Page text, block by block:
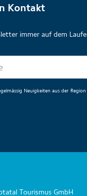
Kontakt
immer auf dem
Neuigkeiten aus der
Tourismus GmbH